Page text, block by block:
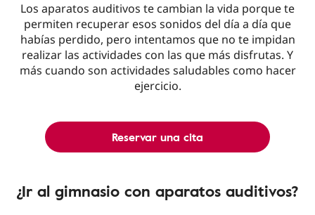
Los aparatos auditivos te cambian la vida porque te
permiten recuperar esos sonidos del día a día que
habías perdido, pero intentamos que no te impidan
realizar las actividades con las que más disfrutas. Y
más cuando son actividades saludables como hacer
ejercicio.
Reservar una cita
¿Ir al gimnasio con aparatos auditivos?